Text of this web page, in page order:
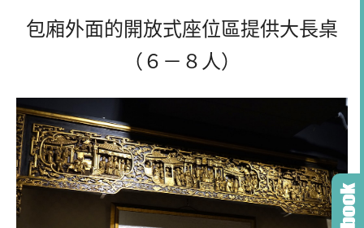
包廂外面的開放式座位區提供大長桌
（６－８人）